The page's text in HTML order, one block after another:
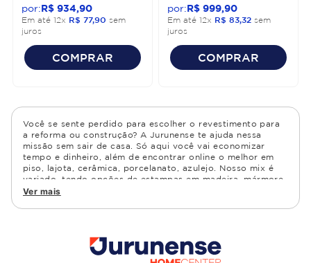
R$ 934 90
Em até 12x R$ 77,90 sem
juros
COMPRAR
R$ 999 90
Em até 12x R$ 83 32 sem
juros
COMPRAR
Você se sente perdido para escolher o revestimento para
a reforma ou construção? A Jurunense te ajuda nessa
missão sem sair de casa. Só aqui você vai economizar
tempo e dinheiro, além de encontrar online o melhor em
piso, lajota, cerâmica, porcelanato, azulejo. Nosso mix é
variado, tendo opções de estampas em madeira, mármore,
granito, cimento, geométrico, e muito mais Confira as
cozinha, quarto, sala de estar.
Ver mais